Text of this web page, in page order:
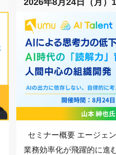
セミナー概要 エージェ
業務効率化が飛躍的に進